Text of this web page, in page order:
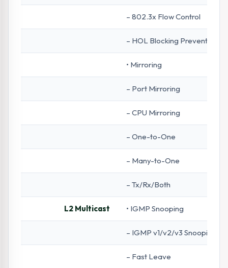
– 802.3x Flow Control
– HOL Blocking Prevention
• Mirroring
– Port Mirroring
– CPU Mirroring
– One-to-One
– Many-to-One
– Tx/Rx/Both
L2 Multicast • IGMP Snooping
– IGMP v1/v2/v3 Snooping
– Fast Leave